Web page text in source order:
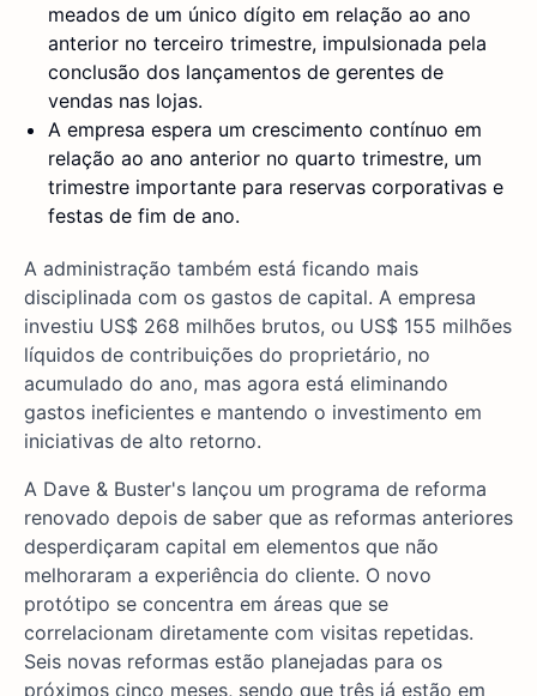
meados de um único dígito em relação ao ano
anterior no terceiro trimestre, impulsionada pela
conclusão dos lançamentos de gerentes de
vendas nas lojas.
A empresa espera um crescimento contínuo em
relação ao ano anterior no quarto trimestre, um
trimestre importante para reservas corporativas e
festas de fim de ano.
A administração também está ficando mais
disciplinada com os gastos de capital. A empresa
investiu US$ 268 milhões brutos, ou US$ 155 milhões
líquidos de contribuições do proprietário, no
acumulado do ano, mas agora está eliminando
gastos ineficientes e mantendo o investimento em
iniciativas de alto retorno.
A Dave & Buster's lançou um programa de reforma
renovado depois de saber que as reformas anteriores
desperdiçaram capital em elementos que não
melhoraram a experiência do cliente. O novo
protótipo se concentra em áreas que se
correlacionam diretamente com visitas repetidas.
Seis novas reformas estão planejadas para os
próximos cinco meses, sendo que três já estão em